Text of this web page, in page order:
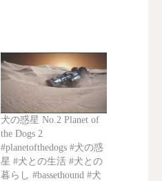
犬の惑星 No.2 Planet of
the Dogs 2
#planetofthedogs #犬の惑
星 #犬との生活 #犬との
暮らし #bassethound #犬